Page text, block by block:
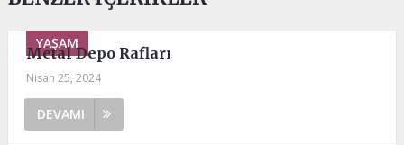
YAŞAM
Metal Depo Rafları
Nisan 25, 2024
DEVAMI